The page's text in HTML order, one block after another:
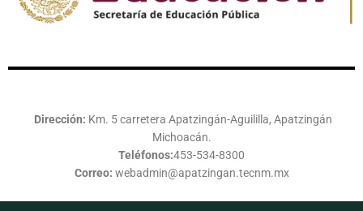
Dirección: Km. 5 carretera Apatzingán-Aguililla, Apatzingán
Michoacán.
Teléfonos:453-534-8300
Correo: webadmin@apatzingan.tecnm.mx